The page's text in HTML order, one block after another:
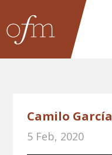
Camilo García
5 Feb, 2020